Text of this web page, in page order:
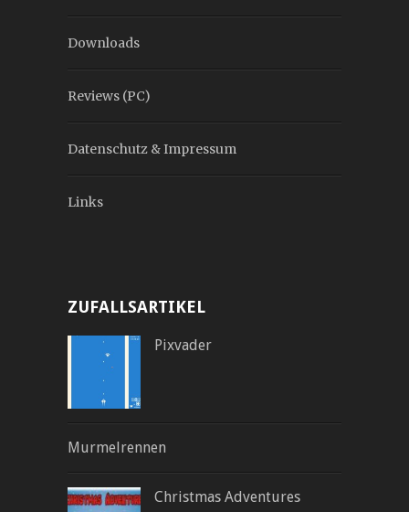
Downloads
Reviews (PC)
Datenschutz & Impressum
Links
ZUFALLSARTIKEL
Pixvader
Murmelrennen
Christmas Adventures